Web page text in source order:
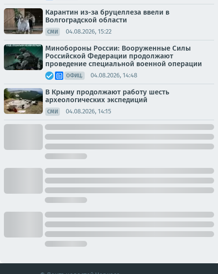
Карантин из-за бруцеллеза ввели в
Волгоградской области
СМИ 04.08.2026, 15:22
Минобороны России: Вооруженные Силы
Российской Федерации продолжают
проведение специальной военной операции
ОФИЦ. 04.08.2026, 14:48
В Крыму продолжают работу шесть
археологических экспедиций
СМИ 04.08.2026, 14:15